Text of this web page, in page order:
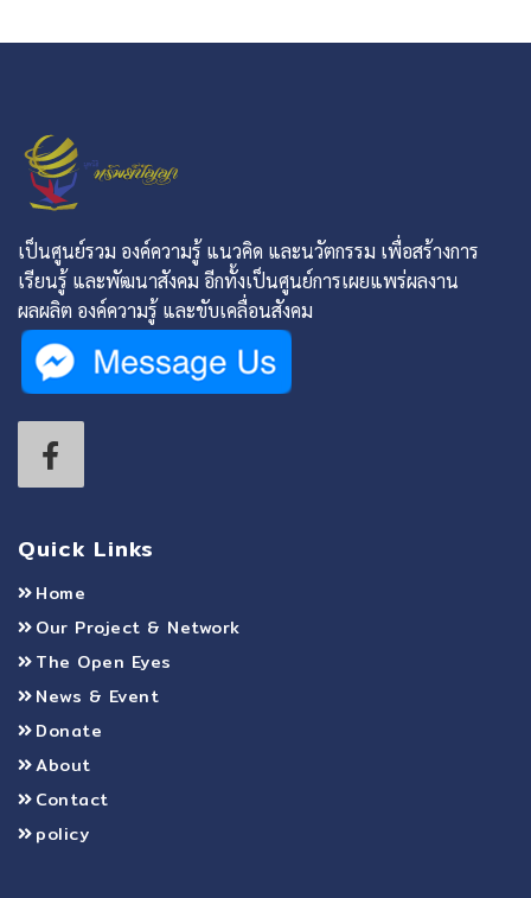
เป็นศูนย์รวม องค์ความรู้ แนวคิด และนวัตกรรม เพื่อสร้างการ
เรียนรู้ และพัฒนาสังคม อีกทั้งเป็นศูนย์การเผยแพร่ผลงาน
ผลผลิต องค์ความรู้ และขับเคลื่อนสังคม
Quick Links
Home
Our Project & Network
The Open Eyes
News & Event
Donate
About
Contact
policy